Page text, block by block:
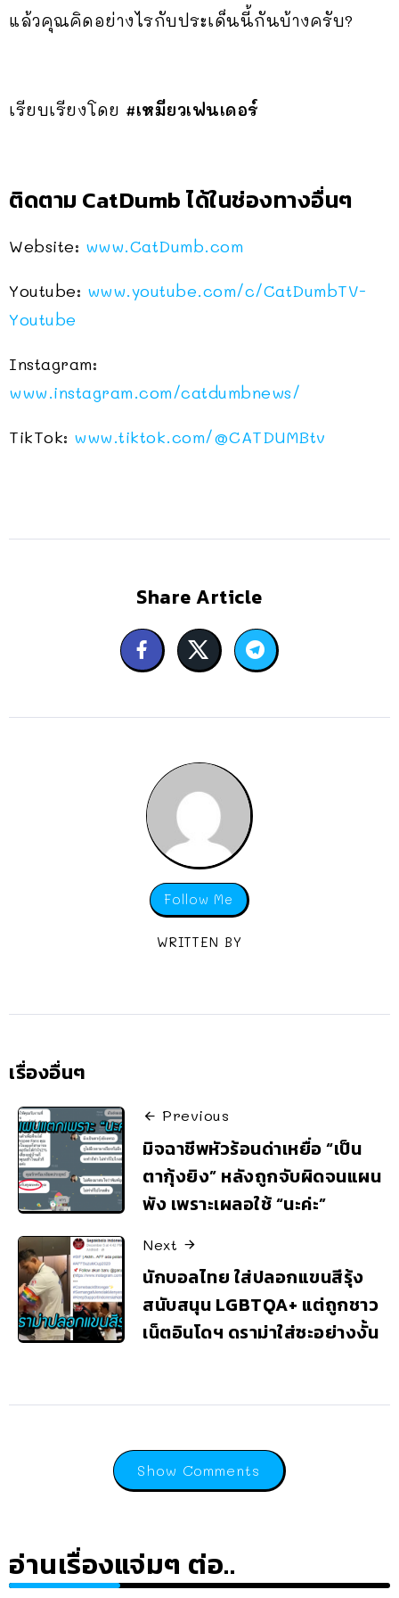
แล้วคุณคิดอย่างไรกับประเด็นนี้กันบ้างครับ?
เรียบเรียงโดย #เหมียวเฟนเดอร์
ติดตาม CatDumb ได้ในช่องทางอื่นๆ
Website: www.CatDumb.com
Youtube: www.youtube.com/c/CatDumbTV-
Youtube
Instagram:
www.instagram.com/catdumbnews/
TikTok: www.tiktok.com/@CATDUMBtv
Share Article
Follow Me
WRITTEN BY
เรื่องอื่นๆ
Previous
มิจฉาชีพหัวร้อนด่าเหยื่อ “เป็น
ตากุ้งยิง” หลังถูกจับผิดจนแผน
พัง เพราะเผลอใช้ “นะค่ะ”
Next
นักบอลไทย ใส่ปลอกแขนสีรุ้ง
สนับสนุน LGBTQA+ แต่ถูกชาว
เน็ตอินโดฯ ดราม่าใส่ซะอย่างงั้น
Show Comments
อ่านเรื่องแจ่มๆ ต่อ..